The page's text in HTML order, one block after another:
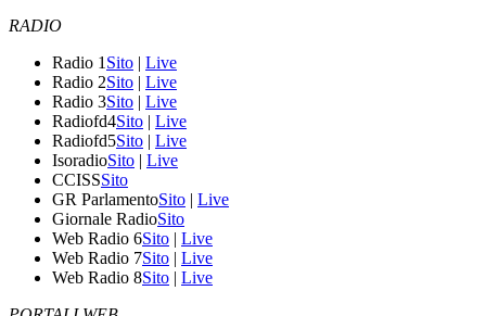
RADIO
Radio 1 Sito | Live
Radio 2Sito | Live
Radio 3Sito | Live
Radiofd4Sito | Live
Radiofd5Sito | Live
IsoradioSito | Live
CCISSSito
GR ParlamentoSito | Live
Giornale RadioSito
Web Radio 6Sito | Live
Web Radio 7Sito | Live
Web Radio 8Sito | Live